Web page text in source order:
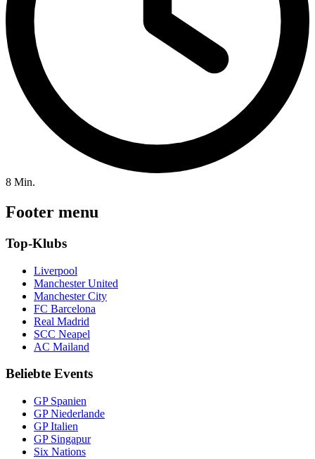
8 Min.
Footer menu
Top-Klubs
Liverpool
Manchester United
Manchester City
FC Barcelona
Real Madrid
SCC Neapel
AC Mailand
Beliebte Events
GP Spanien
GP Niederlande
GP Italien
GP Singapur
Six Nations